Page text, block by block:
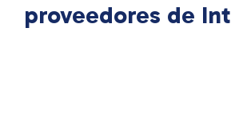
proveedores de